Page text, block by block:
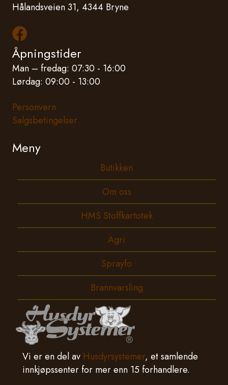
Hålandsveien 31, 4344 Bryne
Les mer om oss på Facebook
Åpningstider
Man – fredag: 07:30 - 16:00
Lørdag: 09:00 - 13:00
Personvern
Salgsbetingelser
Meny
Butikken
Om oss
HMS Stoffkartotek
Agri
Sprayfo
Brannvarsling
Vi er en del av Husdyrsystemer, et samlende
innkjøpssenter for mer enn 15 forhandlere.